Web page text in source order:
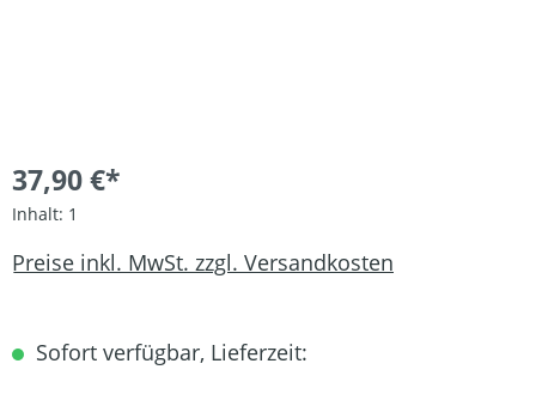
37,90 €*
Inhalt: 1
Preise inkl. MwSt. zzgl. Versandkosten
Sofort verfügbar, Lieferzeit: